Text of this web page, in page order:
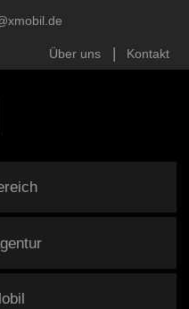
Über uns Kontakt